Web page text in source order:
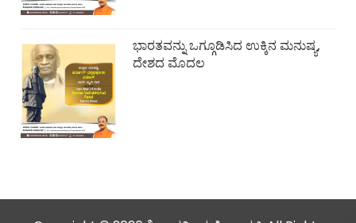
ಭಾರತವನ್ನು ಒಗ್ಗೂಡಿಸಿದ ಉಕ್ಕಿನ ಮನುಷ್ಯ,
ದೇಶದ ಮೊದಲ